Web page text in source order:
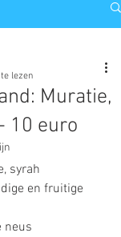
Muratie,
10 euro
lezen
syrah
en fruitige
neus